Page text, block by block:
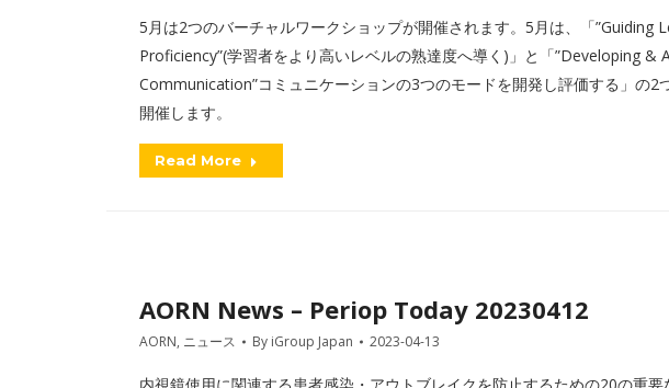
5月は2つのバーチャルワークショップが開催されます。5月は、「”Guiding
Proficiency”(学習者をより高いレベルの熟達度へ導く)」と「”Developing
Communication”コミュニケーションの3つのモードを開発し評価する」の2
開催します。
Read More
AORN News – Periop Today 20230412
AORN, ニュース By iGroup Japan 2023-04-13